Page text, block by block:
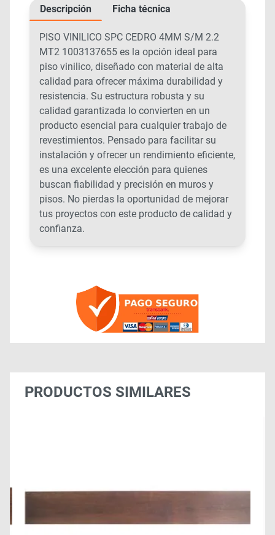
Descripción Ficha técnica
PISO VINILICO SPC CEDRO 4MM S/M 2.2
MT2 1003137655 es la opción ideal para
piso vinilico, diseñado con material de alta
calidad para ofrecer máxima durabilidad y
resistencia. Su estructura robusta y su
calidad garantizada lo convierten en un
producto esencial para cualquier trabajo de
revestimientos. Pensado para facilitar su
instalación y ofrecer un rendimiento eficiente,
es una excelente elección para quienes
buscan fiabilidad y precisión en muros y
pisos. No pierdas la oportunidad de mejorar
tus proyectos con este producto de calidad y
confianza.
PRODUCTOS SIMILARES